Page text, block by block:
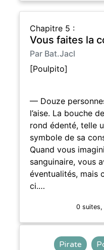
Chapitre 5 :
Vous faites la
Par Bat.Jacl
[Poulpito]
— Douze
l’aise. La bouche
rond édenté, telle
symbole de sa
Quand vous
sanguinaire, vous
éventualités, mais
ci.…
0 suites,
Pirate